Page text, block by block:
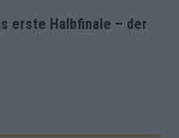
erste Halbfinale – der